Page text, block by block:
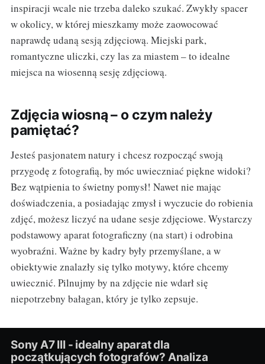
inspiracji wcale nie trzeba daleko szukać. Zwykły spacer
w okolicy, w której mieszkamy może zaowocować
naprawdę udaną sesją zdjęciową. Miejski park,
romantyczne uliczki, czy las za miastem – to idealne
miejsca na wiosenną sesję zdjęciową.
Zdjęcia wiosną – o czym należy
pamiętać?
Jesteś pasjonatem natury i chcesz rozpocząć swoją
przygodę z fotografią, by móc uwieczniać piękne widoki?
Bez wątpienia to świetny pomysł! Nawet nie mając
doświadczenia, a posiadając zmysł i wyczucie do robienia
zdjęć, możesz liczyć na udane sesje zdjęciowe. Wystarczy
podstawowy aparat fotograficzny (na start) i odrobina
wyobraźni. Ważne by kadry były przemyślane, a w
obiektywie znalazły się tylko motywy, które chcemy
uwiecznić. Pilnujmy by na zdjęcie nie wdarł się
niepotrzebny bałagan, który je tylko zepsuje.
Sony A7 III - idealny aparat dla
początkujących fotografów? Analiza